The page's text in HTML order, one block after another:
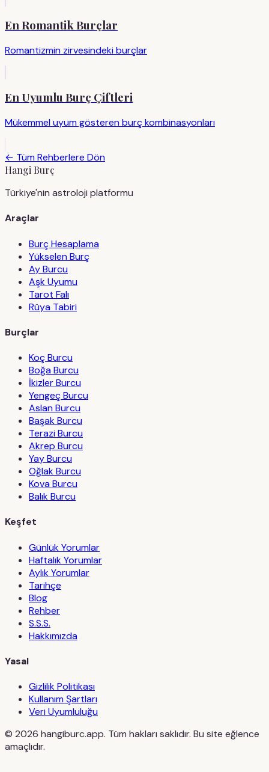
En Romantik Burçlar
Romantizmin zirvesindeki burçlar
En Uyumlu Burç Çiftleri
Mükemmel uyum gösteren burç kombinasyonları
← Tüm Rehberlere Dön
Hangi Burç
Türkiye'nin astroloji platformu
Araçlar
Burç Hesaplama
Yükselen Burç
Ay Burcu
Aşk Uyumu
Tarot Falı
Rüya Tabiri
Burçlar
Koç Burcu
Boğa Burcu
İkizler Burcu
Yengeç Burcu
Aslan Burcu
Başak Burcu
Terazi Burcu
Akrep Burcu
Yay Burcu
Oğlak Burcu
Kova Burcu
Balık Burcu
Keşfet
Günlük Yorumlar
Haftalık Yorumlar
Aylık Yorumlar
Tarihçe
Blog
Rehber
S.S.S.
Hakkımızda
Yasal
Gizlilik Politikası
Kullanım Şartları
Veri Uyumluluğu
© 2026 hangiburc.app. Tüm hakları saklıdır. Bu site eğlence
amaçlıdır.